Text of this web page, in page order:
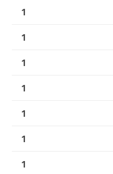
1
1
1
1
1
1
1